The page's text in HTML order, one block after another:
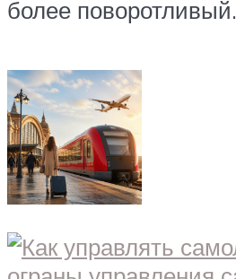
более поворотливый.